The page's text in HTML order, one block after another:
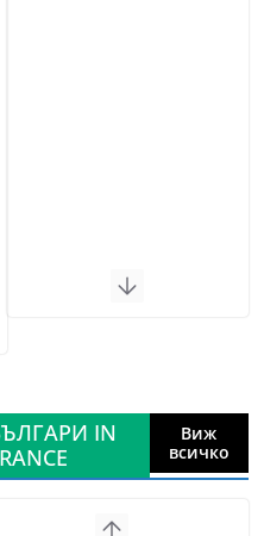
IN
Виж
всичко